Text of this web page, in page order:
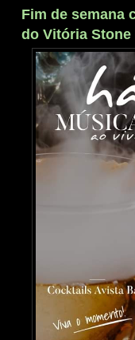
Fim de semana
do Vitória Stone